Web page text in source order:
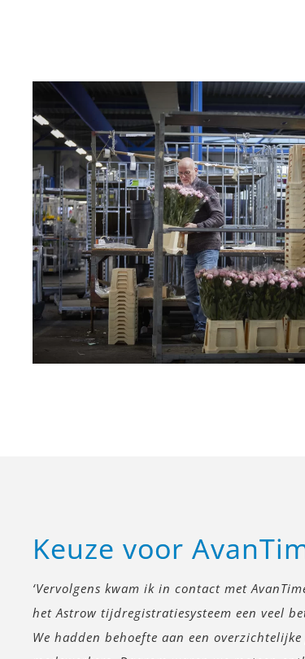
Keuze voor
‘Vervolgens kwam ik in contact met
het Astrow tijdregistratiesysteem een veel
We hadden behoefte aan een